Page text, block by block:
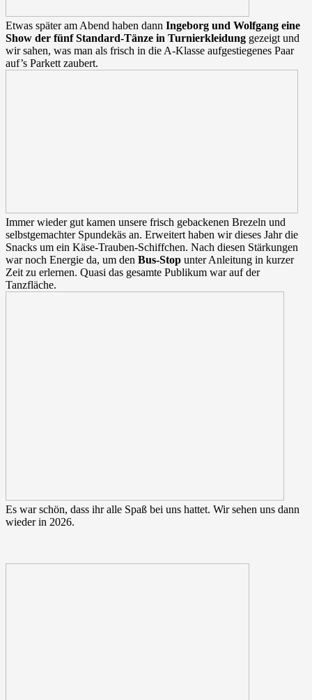
Etwas später am Abend haben dann Ingeborg und Wolfgang eine
Show der fünf Standard-Tänze in Turnierkleidung gezeigt und
wir sahen, was man als frisch in die A-Klasse aufgestiegenes Paar
auf’s Parkett zaubert.
Immer wieder gut kamen unsere frisch gebackenen Brezeln und
selbstgemachter Spundekäs an. Erweitert haben wir dieses Jahr die
Snacks um ein Käse-Trauben-Schiffchen. Nach diesen Stärkungen
war noch Energie da, um den Bus-Stop unter Anleitung in kurzer
Zeit zu erlernen. Quasi das gesamte Publikum war auf der
Tanzfläche.
Es war schön, dass ihr alle Spaß bei uns hattet. Wir sehen uns dann
wieder in 2026.